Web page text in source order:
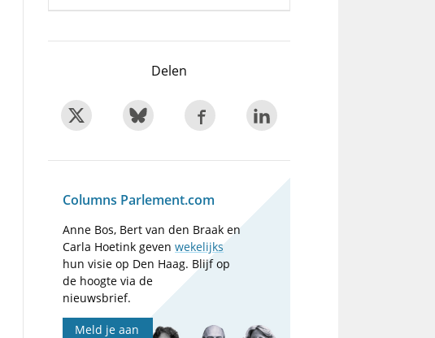
Delen
Columns Parlement.com
Anne Bos, Bert van den Braak en
Carla Hoetink gevenwekelijks
hun visie op Den Haag. Blijf op
de hoogte via de
nieuwsbrief.
Meld je aan